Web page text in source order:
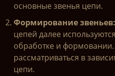
основные звенья цепи.
Формирование звеньев:
цепей далее
обработке и
рассматриваться в
цепи.